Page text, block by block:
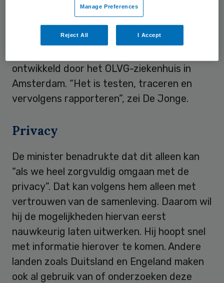
verzoek om een tweede app te gebruiken
waarmee je makkelijk contact kunt houden
met een dokter om je lichamelijke situatie
ontwikkeld door het OLVG-ziekenhuis in
Amsterdam. “Het is testen, traceren en
vervolgens rapporteren”, zei De Jonge.
Privacy
De minister benadrukte dat dit alleen kan
“als we heel zorgvuldig omgaan met de
privacy”. Dat kan volgens hem alleen met
vertrouwen van de samenleving. Daarom wil
hij de mogelijkheden hiervan eerst
nauwkeurig laten uitwerken. Hij hoopt snel
met informatie hierover te komen. Andere
landen zoals Duitsland en Engeland maken
ook al gebruik van of onderzoeken deze
Manage Preferences
Reject All I Accept